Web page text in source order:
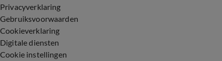
Privacyverklaring
Gebruiksvoorwaarden
Cookieverklaring
Digitale diensten
Cookie instellingen